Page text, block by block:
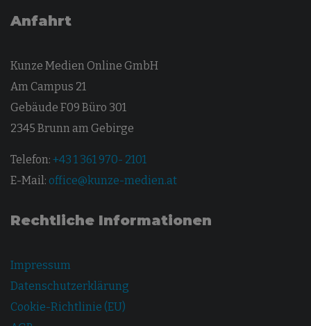
Anfahrt
Kunze Medien Online GmbH
Am Campus 21
Gebäude F09 Büro 301
2345 Brunn am Gebirge
Telefon: +43 1 361 970- 2101
E-Mail: office@kunze-medien.at
Rechtliche Informationen
Impressum
Datenschutzerklärung
Cookie-Richtlinie (EU)